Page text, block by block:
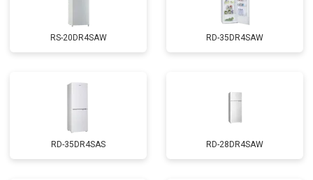
RS-20DR4SAW RD-35DR4SAW
RD-35DR4SAS RD-28DR4SAW